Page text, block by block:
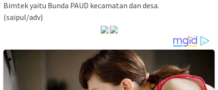
Bimtek yaitu Bunda PAUD kecamatan dan desa.
(saipul/adv)